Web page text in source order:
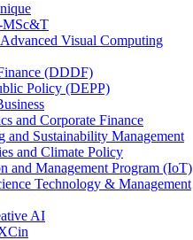
MSc&T
Visual Computing
(DDDF)
Policy (DEPP)
and Corporate Finance
Sustainability Management
and Climate Policy
and Management Program (IoT)
Technology & Management
AI